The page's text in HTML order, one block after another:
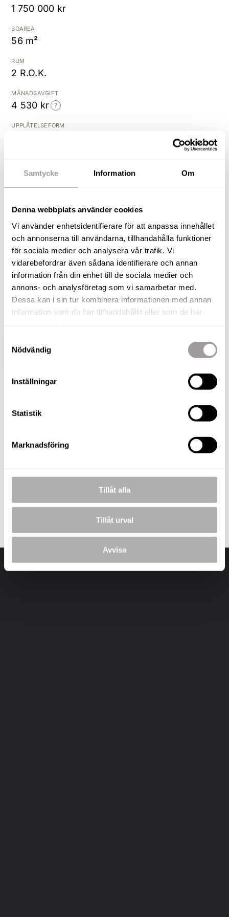
Samtycke Information Om
Denna webbplats använder cookies
Vi använder enhetsidentifierare för att anpassa innehållet
och annonserna till användarna, tillhandahålla funktioner
för sociala medier och analysera vår trafik. Vi
vidarebefordrar även sådana identifierare och annan
information från din enhet till de sociala medier och
annons- och analysföretag som vi samarbetar med.
Dessa kan i sin tur kombinera informationen med annan
information som du har tillhandahållit eller som de har
Nödvändig
Inställningar
Statistik
Marknadsföring
Tillåt alla
Tillåt urval
Avvisa
1 750 000 kr
BOAREA
56 m²
RUM
2 R.O.K.
MÅNADSAVGIFT
4 530 kr
UPPLÅTELSEFORM
2016
Fantastisk inglasad balkong
med fritt läge!
Varmt välkomna en trappa upp till denna
välplanerade 2:a med ett fritt hörnläge. Här kan ni
njuta av härliga sensommarkvällar med naturen
som granne. I området bor ni med närhet till både
Örebro Universitet och naturreservatet Oset som
ligger ett stenkast från lägenheten.
VISA HELA BESKRIVNINGEN
Laddar bilder...